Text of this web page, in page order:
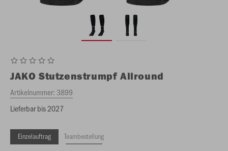
JAKO Stutzenstrumpf Allround
Artikelnummer:3899
Lieferbar bis 2027
Einzelauftrag Teambestellung